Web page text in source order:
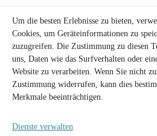
Um die besten Erlebnisse zu bieten,
Cookies, um Geräteinformationen zu
zuzugreifen. Die Zustimmung zu diesen
uns, Daten wie das Surfverhalten oder
Website zu verarbeiten. Wenn Sie nicht
Zustimmung widerrufen, kann dies
Merkmale beeinträchtigen.
Dienste verwalten
Aktivitäten im
Actividades
Rechtlich
Allgemeine